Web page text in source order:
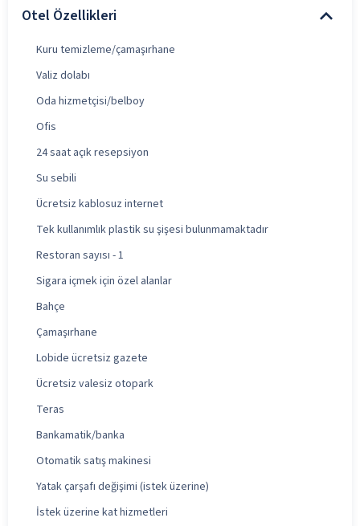
Otel Özellikleri
Kuru temizleme/çamaşırhane
Valiz dolabı
Oda hizmetçisi/belboy
Ofis
24 saat açık resepsiyon
Su sebili
Ücretsiz kablosuz internet
Tek kullanımlık plastik su şişesi bulunmamaktadır
Restoran sayısı - 1
Sigara içmek için özel alanlar
Bahçe
Çamaşırhane
Lobide ücretsiz gazete
Ücretsiz valesiz otopark
Teras
Bankamatik/banka
Otomatik satış makinesi
Yatak çarşafı değişimi (istek üzerine)
İstek üzerine kat hizmetleri